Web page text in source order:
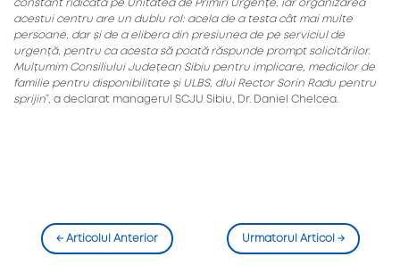
constant ridicată pe Unitatea de Primiri Urgențe, iar organizarea
acestui centru are un dublu rol: acela de a testa cât mai multe
persoane, dar și de a elibera din presiunea de pe serviciul de
urgență, pentru ca acesta să poată răspunde prompt solicitărilor.
Mulțumim Consiliului Județean Sibiu pentru implicare, medicilor de
familie pentru disponibilitate și ULBS, dlui Rector Sorin Radu pentru
sprijin”, a declarat managerul SCJU Sibiu, Dr. Daniel Chelcea.
←Articolul Anterior Urmatorul Articol →